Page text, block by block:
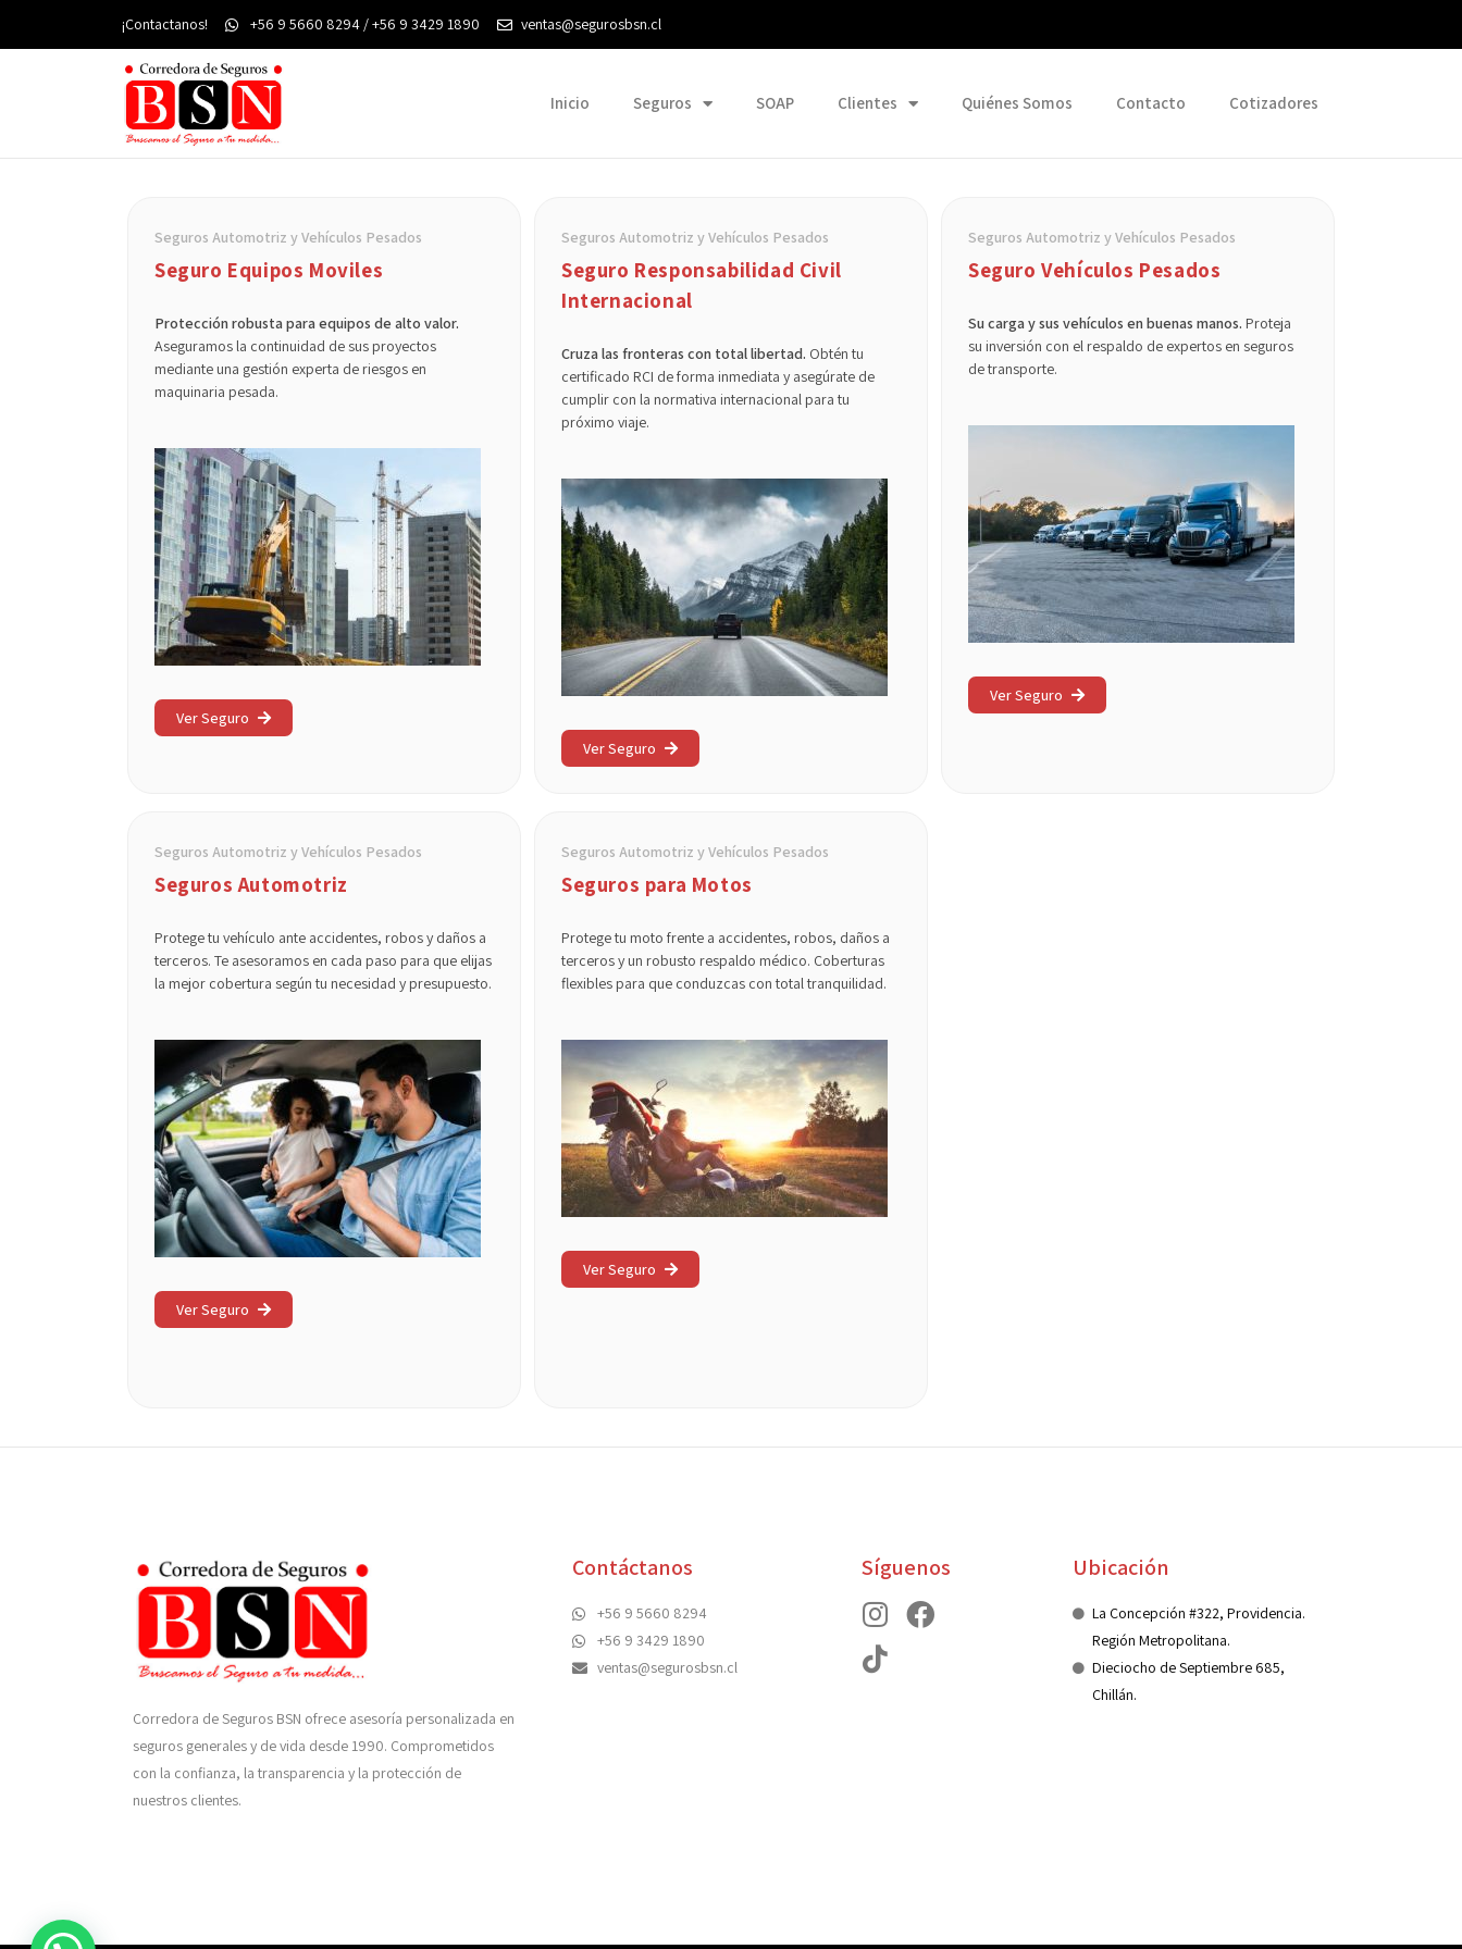
¡Contactanos! +56 9 5660 8294 / +56 9 3429 1890 ventas@segurosbsn.cl
Inicio Seguros SOAP Clientes Quiénes Somos Contacto Cotizadores
Seguros Automotriz y Vehículos Pesados
Seguro Equipos Moviles
Protección robusta para equipos de alto valor.
Aseguramos la continuidad de sus proyectos
mediante una gestión experta de riesgos en
maquinaria pesada.
Ver Seguro
Seguros Automotriz y Vehículos Pesados
Seguro Responsabilidad Civil
Internacional
Cruza las fronteras con total libertad. Obtén tu
certificado RCI de forma inmediata y asegúrate de
cumplir con la normativa internacional para tu
próximo viaje.
Ver Seguro
Seguros Automotriz y Vehículos Pesados
Seguro Vehículos Pesados
Su carga y sus vehículos en buenas manos. Proteja
su inversión con el respaldo de expertos en seguros
de transporte.
Ver Seguro
Seguros Automotriz y Vehículos Pesados
Seguros Automotriz
Protege tu vehículo ante accidentes, robos y daños a
terceros. Te asesoramos en cada paso para que elijas
la mejor cobertura según tu necesidad y presupuesto.
Ver Seguro
Seguros Automotriz y Vehículos Pesados
Seguros para Motos
Protege tu moto frente a accidentes, robos, daños a
terceros y un robusto respaldo médico. Coberturas
flexibles para que conduzcas con total tranquilidad.
Ver Seguro
Corredora de Seguros BSN ofrece asesoría personalizada en
seguros generales y de vida desde 1990. Comprometidos
con la confianza, la transparencia y la protección de
nuestros clientes.
Contáctanos
+56 9 5660 8294
+56 9 3429 1890
ventas@segurosbsn.cl
Síguenos Ubicación
La Concepción #322, Providencia.
Región Metropolitana.
Dieciocho de Septiembre 685,
Chillán.